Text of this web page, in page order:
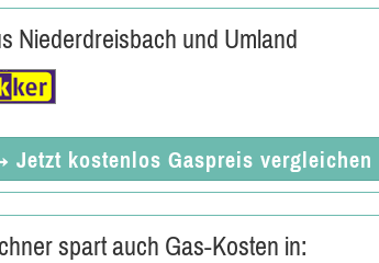
Niederdreisbach und Umland
Jetzt kostenlos Gaspreis vergleichen
spart auch Gas-Kosten in: